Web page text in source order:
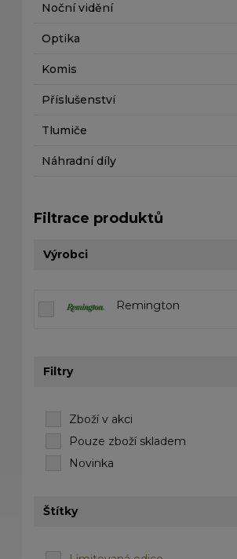
Noční vidění
Optika
Komis
Příslušenství
Tlumiče
Náhradní díly
Filtrace produktů
Výrobci
Remington
Filtry
Zboží v akci
Pouze zboží skladem
Novinka
Štítky